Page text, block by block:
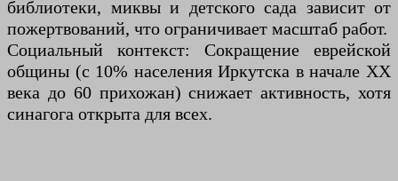
библиотеки, миквы и детского сада зависит от
пожертвований, что ограничивает масштаб работ.
Социальный контекст: Сокращение еврейской
общины (с 10% населения Иркутска в начале XX
века до 60 прихожан) снижает активность, хотя
синагога открыта для всех.